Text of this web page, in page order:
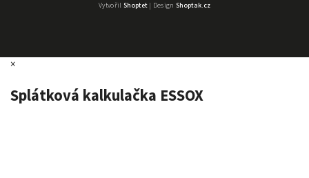
Vytvořil Shoptet| Design Shoptak.cz
×
Splátková kalkulačka ESSOX